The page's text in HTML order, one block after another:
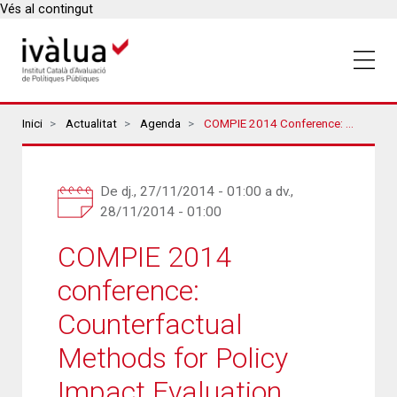
Vés al contingut
Breadcrumbs
Inici Actualitat Agenda COMPIE 2014 Conference: Counterfactual Methods For Policy Impact Evaluation
De dj., 27/11/2014 - 01:00 a dv.,
28/11/2014 - 01:00
COMPIE 2014
conference:
Counterfactual
Methods for Policy